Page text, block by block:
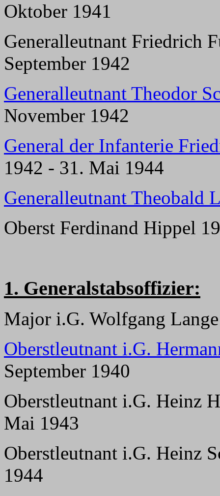
Oktober 1941
Generalleutnant Friedrich
September 1942
Generalleutnant Theodor
November 1942
General der Infanterie
1942 - 31. Mai 1944
Generalleutnant Theobald
Oberst Ferdinand Hippel
1. Generalstabsoffizier:
Major i.G. Wolfgang
Oberstleutnant i.G.
September 1940
Oberstleutnant i.G. Heinz
Mai 1943
Oberstleutnant i.G. Heinz
1944